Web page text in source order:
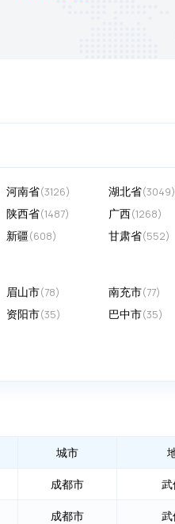
河南省(3126) 湖北省(3049)
陕西省(1487) 广西(1268)
新疆(608) 甘肃省(552)
眉山市(78) 南充市(77)
资阳市(35) 巴中市(35)
城市
成都市
成都市